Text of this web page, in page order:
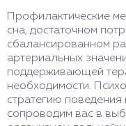
Профилактические
сна, достаточном
сбалансированном
артериальных
поддерживающей
необходимости.
стратегию
сопроводим вас в